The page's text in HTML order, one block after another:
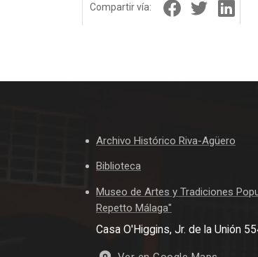
Compartir vía:
Archivo Histórico Riva-Agüero
Biblioteca
Museo de Artes y Tradiciones
Repetto Málaga"
Casa O'Higgins, Jr. de la Unión